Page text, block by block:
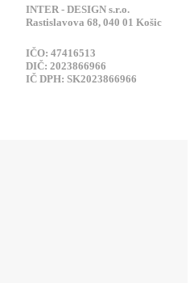
INTER - DESIGN s.r.o.
Rastislavova 68, 040 01 Košic
IČO: 47416513
DIČ: 2023866966
IČ DPH: SK2023866966